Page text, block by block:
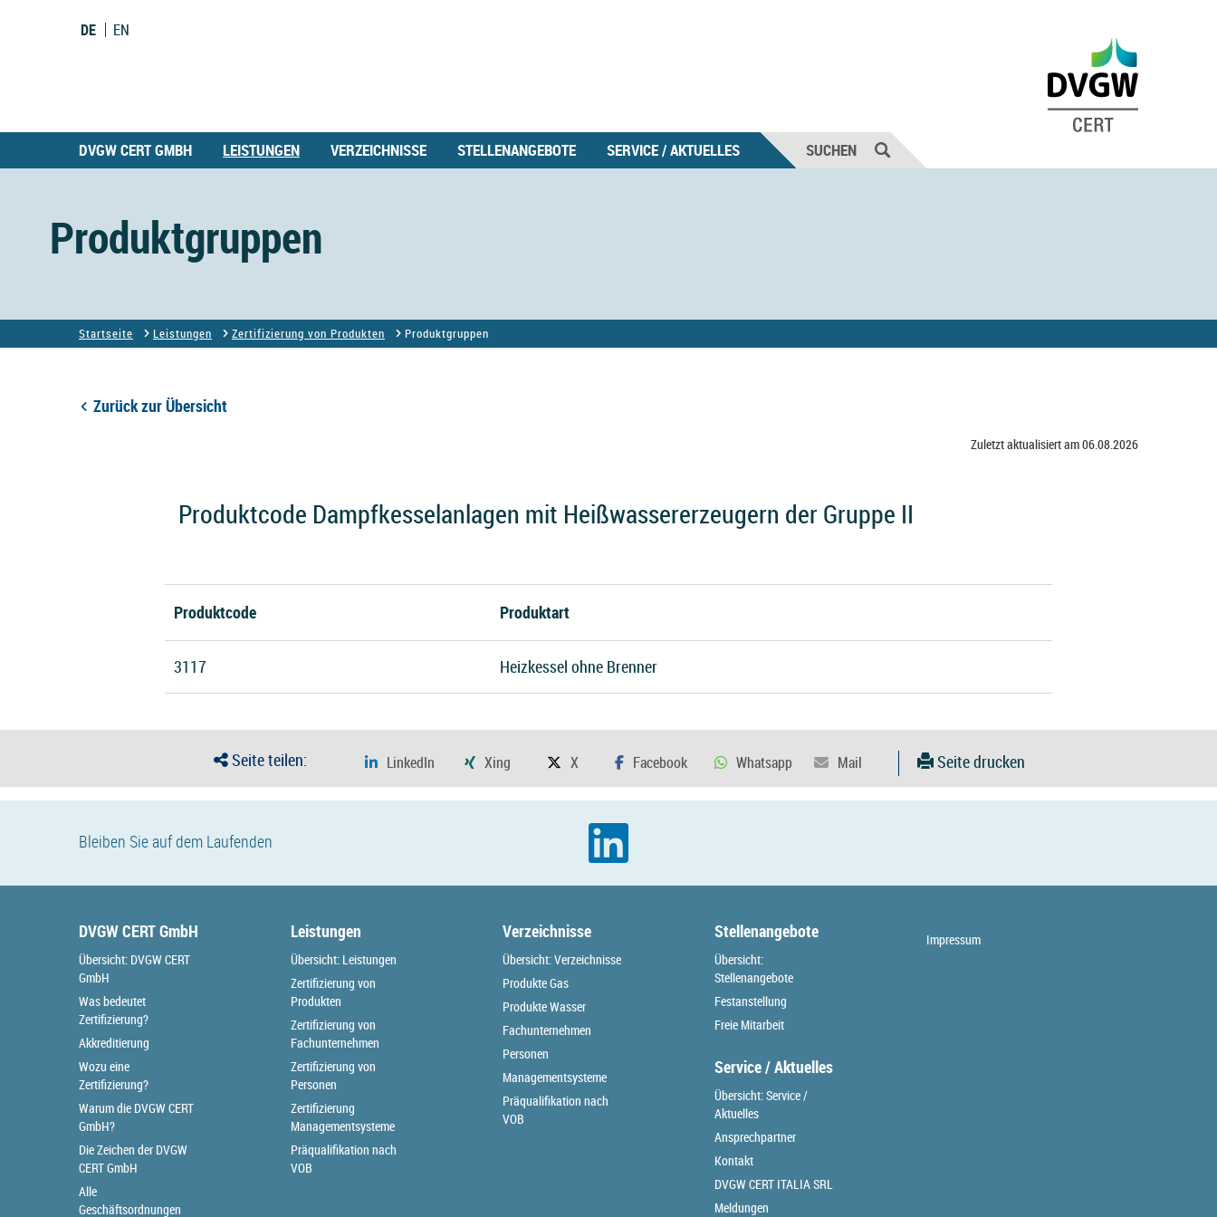
DE EN
DVGW CERT GMBH LEISTUNGEN VERZEICHNISSE STELLENANGEBOTE SERVICE / AKTUELLES SUCHEN
Produktgruppen
Startseite Leistungen Zertifizierung von Produkten Produktgruppen
Zurück zur Übersicht
Zuletzt aktualisiert am 06.08.2026
Produktcode Dampfkesselanlagen mit Heißwassererzeugern der Gruppe II
Produktcode Produktart
3117 Heizkessel ohne Brenner
Seite teilen: Seite drucken
Bleiben Sie auf dem Laufenden
DVGW CERT GmbH
Übersicht: DVGW CERT
GmbH
Was bedeutet
Zertifizierung?
Akkreditierung
Wozu eine
Zertifizierung?
Warum die DVGW CERT
GmbH?
Die Zeichen der DVGW
CERT GmbH
Alle
Geschäftsordnungen
Leistungen
Übersicht: Leistungen
Zertifizierung von
Produkten
Zertifizierung von
Fachunternehmen
Zertifizierung von
Personen
Zertifizierung
Managementsysteme
Präqualifikation nach
VOB
Verzeichnisse
Übersicht: Verzeichnisse
Produkte Gas
Produkte Wasser
Fachunternehmen
Personen
Managementsysteme
Präqualifikation nach
VOB
Stellenangebote
Übersicht:
Stellenangebote
Festanstellung
Freie Mitarbeit
Service / Aktuelles
Übersicht: Service /
Aktuelles
Ansprechpartner
Kontakt
DVGW CERT ITALIA SRL
Meldungen
Impressum